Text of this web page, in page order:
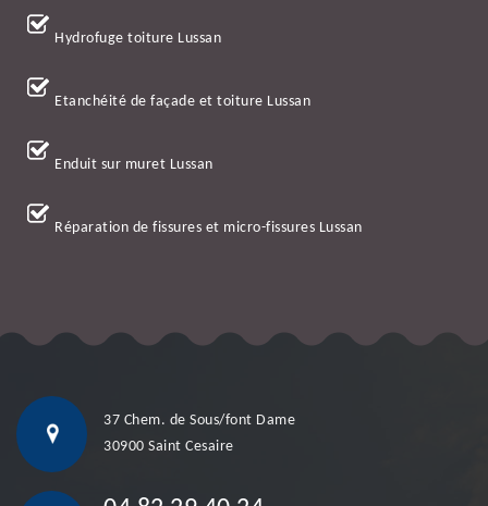
Hydrofuge toiture Lussan
Etanchéité de façade et toiture Lussan
Enduit sur muret Lussan
Réparation de fissures et micro-fissures Lussan
37 Chem. de Sous/font Dame
30900 Saint Cesaire